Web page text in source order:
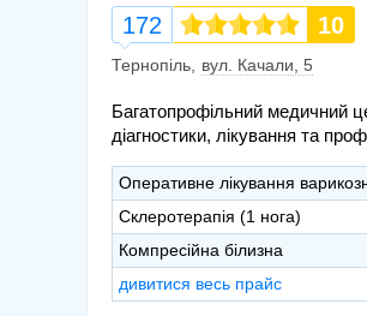
172 10
Тернопіль вул. Качали, 5
Багатопрофільний медичний
діагностики, лікування та
Оперативне лікування
Склеротерапія (1 нога)
Компресійна білизна
дивитися весь прайс